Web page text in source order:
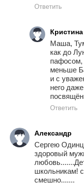
Ответить
Кристина
Маша,
как до
пафосом,
меньше
и с
него
Ответить
Александр
Сергею
здоровый
школьникам!
смешно.......